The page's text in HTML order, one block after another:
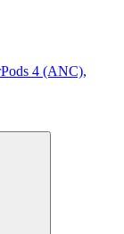
4 (ANC),